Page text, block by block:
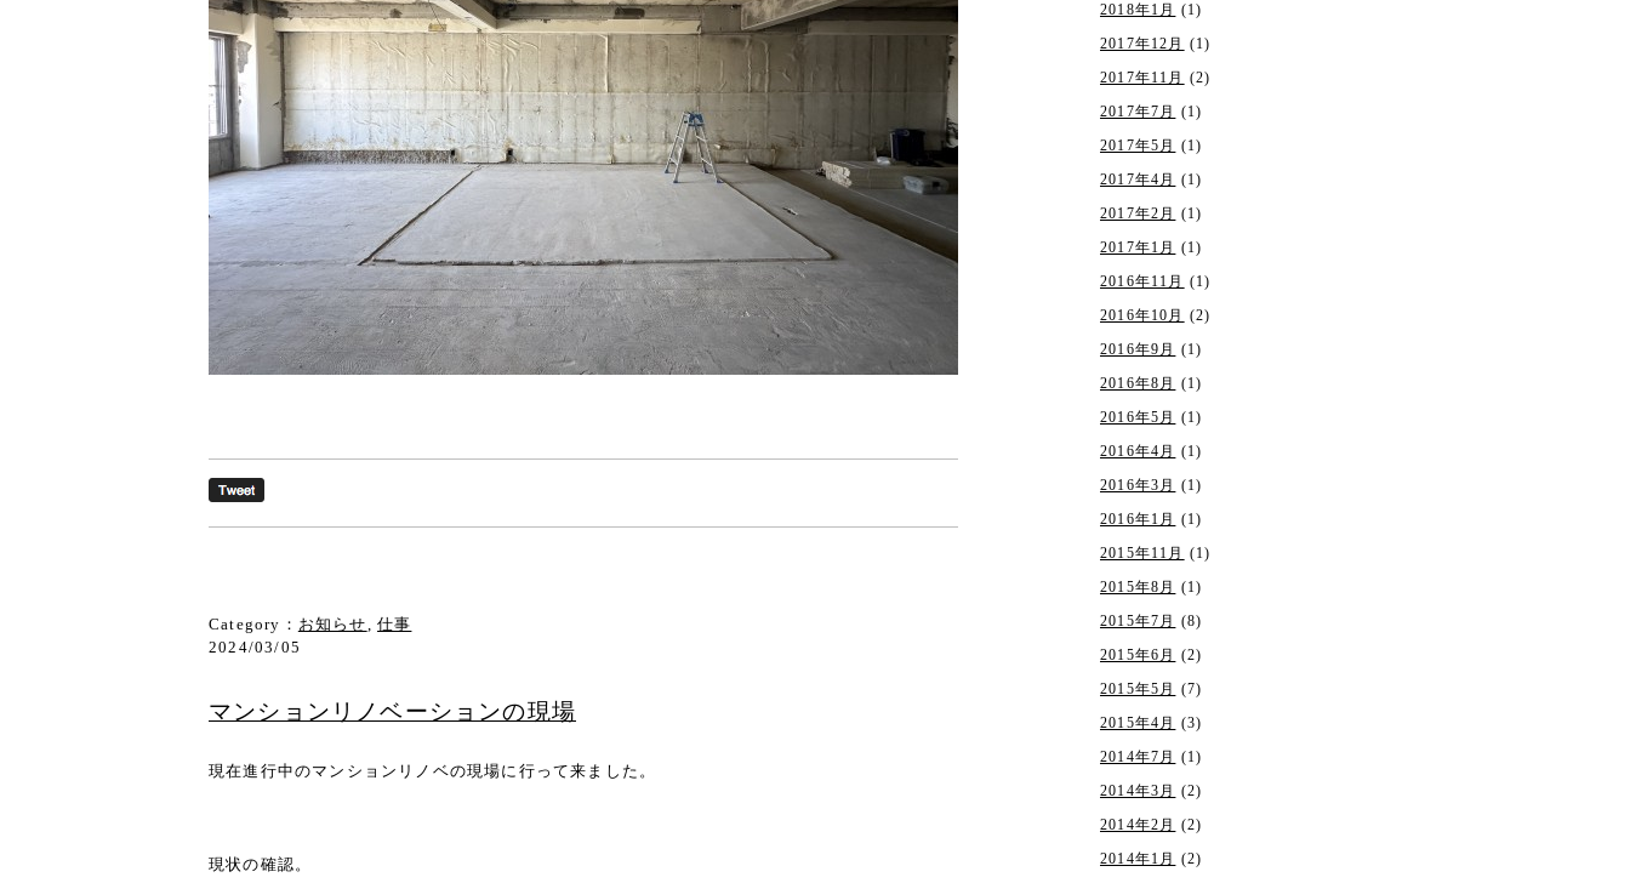
Category： お知らせ ,仕事
2024/03/05
マンションリノベーションの現場
現在進行中のマンションリノベの現場に行って来ました。
現状の確認。
2018年1月
(1)
2017年12月
(1)
2017年11月
(2)
2017年7月
(1)
2017年5月
(1)
2017年4月
(1)
2017年2月
(1)
2017年1月
(1)
2016年11月
(1)
2016年10月
(2)
2016年9月
(1)
2016年8月
(1)
2016年5月
(1)
2016年4月
(1)
2016年3月
(1)
2016年1月
(1)
2015年11月
(1)
2015年8月
(1)
2015年7月
(8)
2015年6月
(2)
2015年5月
(7)
2015年4月
(3)
2014年7月
(1)
2014年3月
(2)
2014年2月
(2)
2014年1月
(2)